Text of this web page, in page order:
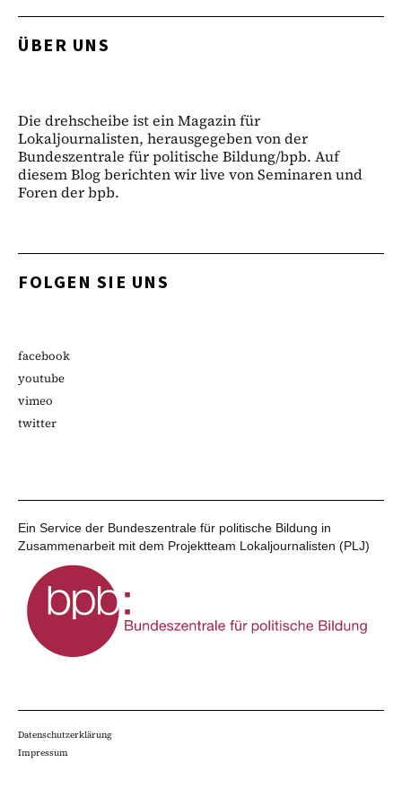
ÜBER UNS
Die drehscheibe ist ein Magazin für
Lokaljournalisten, herausgegeben von der
Bundeszentrale für politische Bildung/bpb. Auf
diesem Blog berichten wir live von Seminaren und
Foren der bpb.
FOLGEN SIE UNS
facebook
youtube
vimeo
twitter
Ein Service der Bundeszentrale für politische Bildung in
Zusammenarbeit mit dem Projektteam Lokaljournalisten (PLJ)
Datenschutzerklärung
Impressum